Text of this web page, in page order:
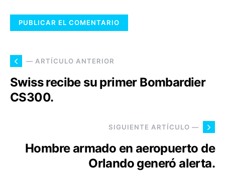
— ARTÍCULO ANTERIOR
Swiss recibe su primer Bombardier
CS300.
SIGUIENTE ARTÍCULO —
Hombre armado en aeropuerto de
Orlando generó alerta.